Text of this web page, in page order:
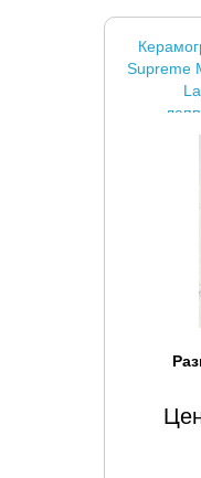
Supreme